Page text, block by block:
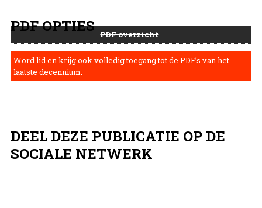
PDF OPTIES PDF overzicht
Word lid en krijg ook volledig toegang tot de PDF’s van het
laatste decennium.
DEEL DEZE PUBLICATIE OP DE
SOCIALE NETWERK